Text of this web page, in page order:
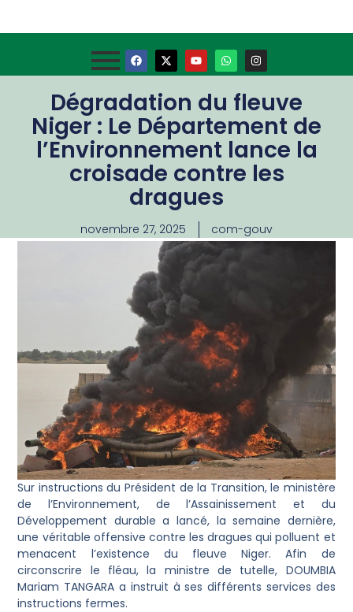
Dégradation du fleuve
Niger : Le Département de
l’Environnement lance la
croisade contre les
dragues
novembre 27, 2025 com-gouv
Sur instructions du Président de la Transition, le ministère
de l’Environnement, de l’Assainissement et du
Développement durable a lancé, la semaine dernière,
une véritable offensive contre les dragues qui polluent et
menacent l’existence du fleuve Niger. Afin de
circonscrire le fléau, la ministre de tutelle, DOUMBIA
Mariam TANGARA a instruit à ses différents services des
instructions fermes.